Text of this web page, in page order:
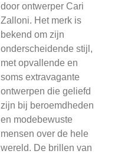
door ontwerper Cari
Zalloni. Het merk is
bekend om zijn
onderscheidende stijl,
met opvallende en
soms extravagante
ontwerpen die geliefd
zijn bij beroemdheden
en modebewuste
mensen over de hele
wereld. De brillen van